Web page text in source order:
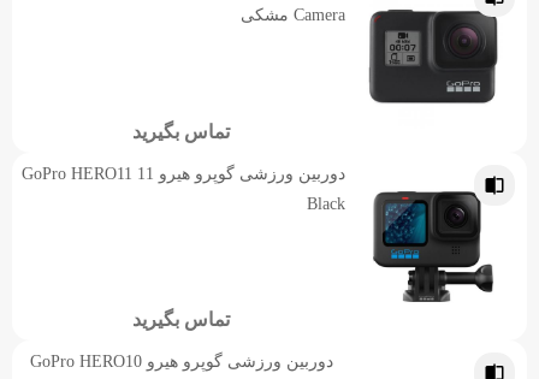
Camera مشکی
تماس بگیرید
دوربین ورزشی گوپرو هیرو 11 GoPro HERO11
Black
تماس بگیرید
دوربین ورزشی گوپرو هیرو GoPro HERO10